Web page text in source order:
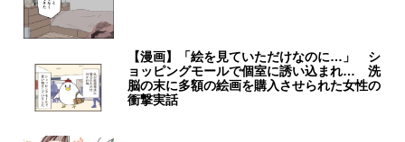
【漫画】「絵を見ていただけなのに…」 シ
ョッピングモールで個室に誘い込まれ… 洗
脳の末に多額の絵画を購入させられた女性の
衝撃実話